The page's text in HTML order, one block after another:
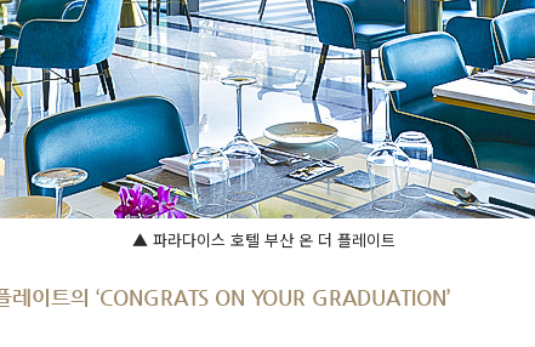
▲ 파라다이스 호텔 부산 온 더 플레이트
이트의 ‘CONGRATS ON YOUR GRADUATION’